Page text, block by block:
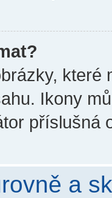
Ikony
příslušná
a